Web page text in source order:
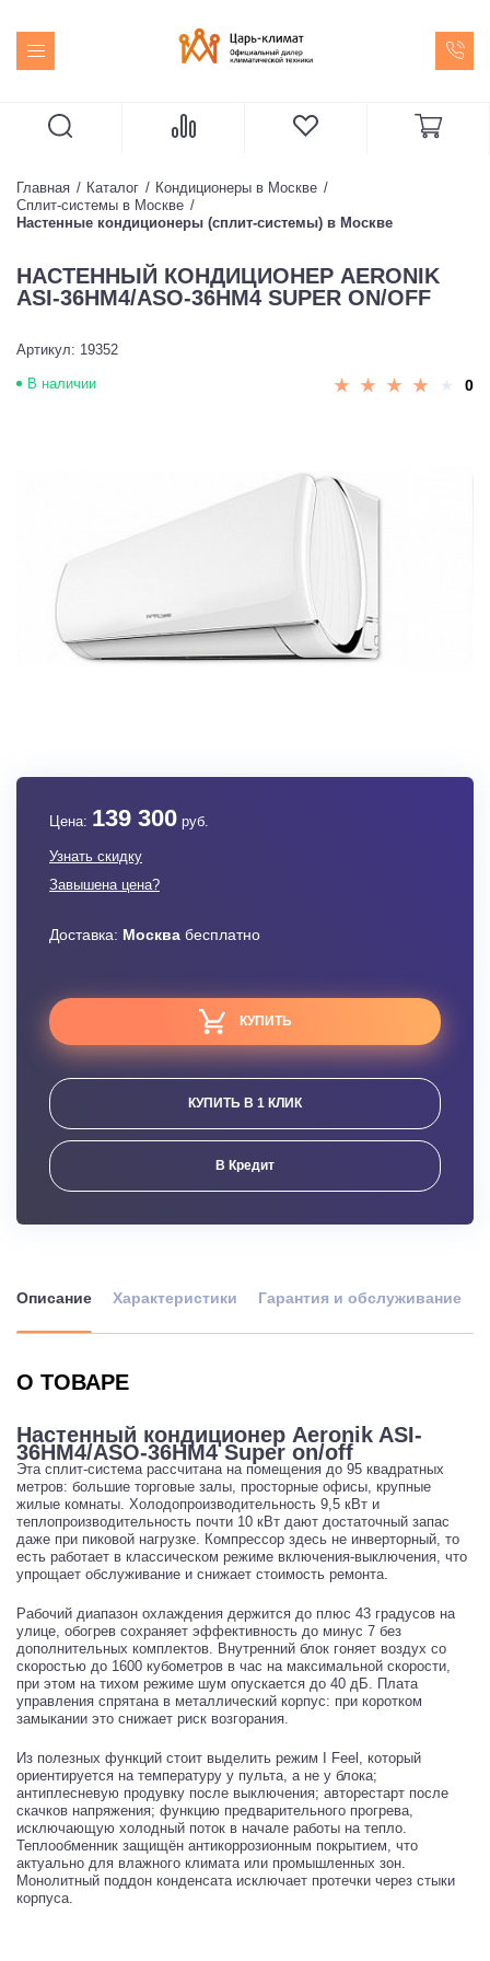
Главная Каталог
Кондиционеры в Москве
Сплит-системы в Москве
Настенные кондиционеры (сплит-системы) в Москве
НАСТЕННЫЙ КОНДИЦИОНЕР AERONIK
ASI-36HM4/ASO-36HM4 SUPER ON/OFF
Артикул: 19352
В наличии 0
Цена: 139 300 руб.
Узнать скидку
Завышена цена?
Доставка: Москва бесплатно
КУПИТЬ
КУПИТЬ В 1 КЛИК
В Кредит
Описание Характеристики Гарантия и обслуживание
О ТОВАРЕ
Настенный кондиционер Aeronik ASI-
36HM4/ASO-36HM4 Super on/off
Эта сплит-система рассчитана на помещения до 95 квадратных
метров: большие торговые залы, просторные офисы, крупные
жилые комнаты. Холодопроизводительность 9,5 кВт и
теплопроизводительность почти 10 кВт дают достаточный запас
даже при пиковой нагрузке. Компрессор здесь не инверторный, то
есть работает в классическом режиме включения-выключения, что
упрощает обслуживание и снижает стоимость ремонта.
Рабочий диапазон охлаждения держится до плюс 43 градусов на
улице, обогрев сохраняет эффективность до минус 7 без
дополнительных комплектов. Внутренний блок гоняет воздух со
скоростью до 1600 кубометров в час на максимальной скорости,
при этом на тихом режиме шум опускается до 40 дБ. Плата
управления спрятана в металлический корпус: при коротком
замыкании это снижает риск возгорания.
Из полезных функций стоит выделить режим I Feel, который
ориентируется на температуру у пульта, а не у блока;
антиплесневую продувку после выключения; авторестарт после
скачков напряжения; функцию предварительного прогрева,
исключающую холодный поток в начале работы на тепло.
Теплообменник защищён антикоррозионным покрытием, что
актуально для влажного климата или промышленных зон.
Монолитный поддон конденсата исключает протечки через стыки
корпуса.